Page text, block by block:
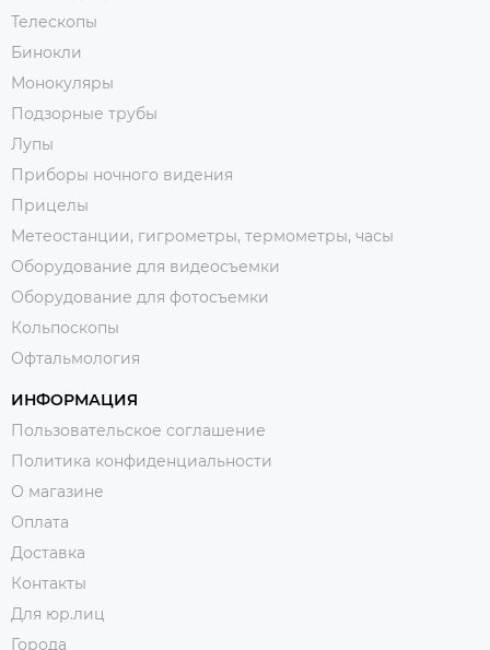
Телескопы
Бинокли
Монокуляры
Подзорные трубы
Лупы
Приборы ночного видения
Прицелы
Метеостанции, гигрометры, термометры, часы
Оборудование для видеосъемки
Оборудование для фотосъемки
Кольпоскопы
Офтальмология
ИНФОРМАЦИЯ
Пользовательское соглашение
Политика конфиденциальности
О магазине
Оплата
Доставка
Контакты
Для юр.лиц
Города